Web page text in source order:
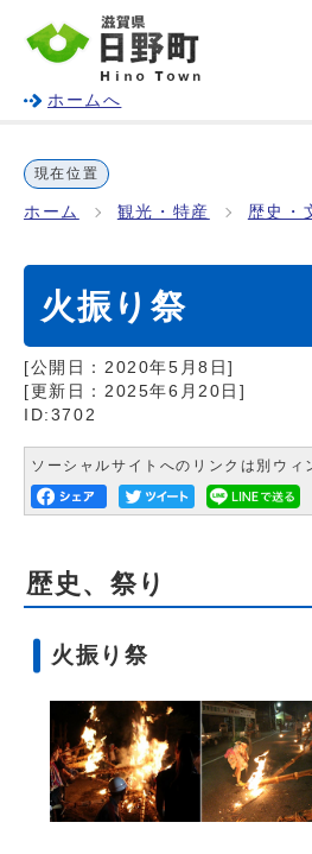
ホームへ
現在位置
ホーム 観光・特産 歴史・
火振り祭
[公開日： 2020年5月8日]
[更新日： 2025年6月20日 ]
ID:3702
ソーシャルサイトへのリンクは別ウィ
歴史、祭り
火振り祭